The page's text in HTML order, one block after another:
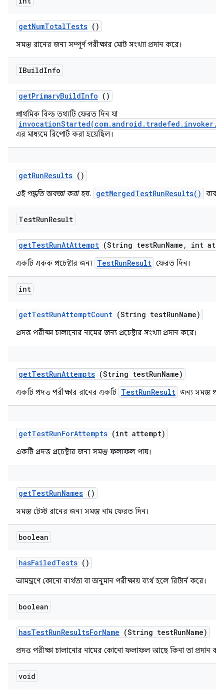
getNumTotalTests ()
সমস্ত রানের জন্য সম্পূর্ণ পরীক্ষার মোট সংখ্যা প্রদান করে।
IBuildInfo
getPrimaryBuildInfo ()
প্রাথমিক বিল্ড তথ্যটি ফেরত দিন যা
এর মাধ্যমে রিপোর্ট করা হয়েছিল।
getRunResults ()
এই পদ্ধতি অবজ্ঞা করা হয়. getMergedTestRunResults()
TestRunResult
getTestRunAtAttempt (String testRunName , int
একটি একক প্রচেষ্টার জন্য TestRunResult ফেরত দিন।
int
getTestRunAttemptCount (String testRunName)
প্রদত্ত পরীক্ষা চালানোর নামের জন্য প্রচেষ্টার সংখ্যা প্রদান করে।
getTestRunAttempts (String testRunName)
একটি প্রদত্ত পরীক্ষার রানের একটি TestRunResult জন্য সমস্ত
getTestRunForAttempts (int attempt)
একটি প্রদত্ত প্রচেষ্টার জন্য সমস্ত ফলাফল পায়।
getTestRunNames ()
সমস্ত টেস্ট রানের জন্য সমস্ত নাম ফেরত দিন।
boolean
hasFailedTests ()
আমন্ত্রণে কোনো ব্যর্থতা বা অনুমান পরীক্ষায় ব্যর্থ হলে রিটার্ন করে।
boolean
hasTestRunResultsForName (String testRunName)
প্রদত্ত পরীক্ষা চালানোর নামের কোনো ফলাফল আছে কিনা তা প্রদান
void